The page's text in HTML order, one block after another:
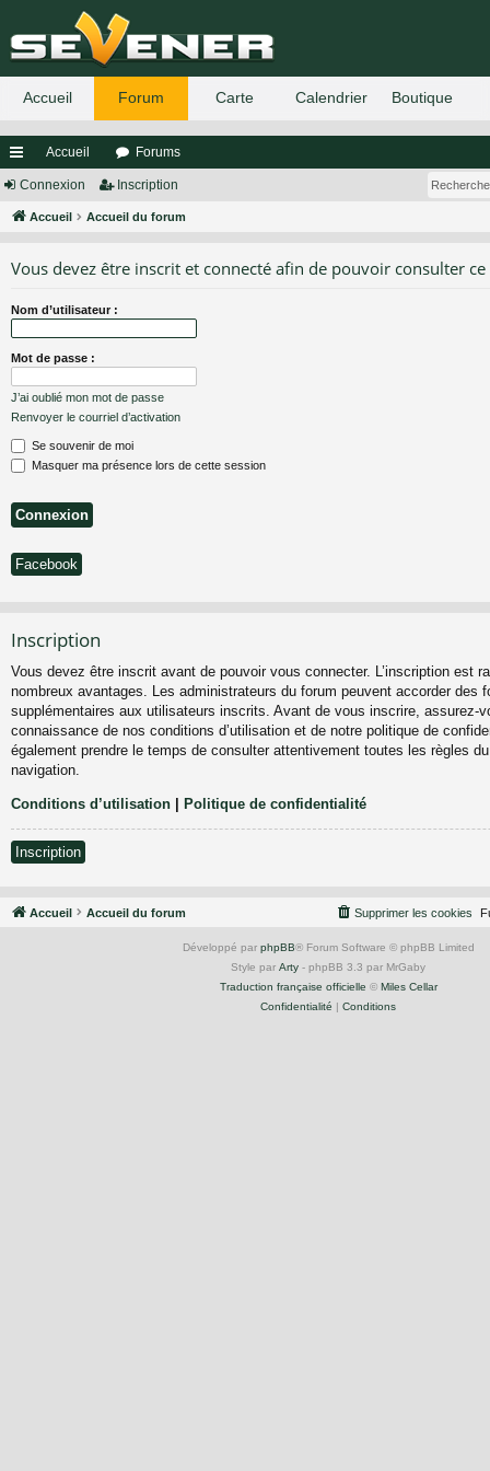
ac
co
s
Accueil Forums
Connexion Inscription
Accueil Accueil du forum
Vous devez être inscrit et connecté afin de pouvoir consulter
Nom d’utilisateur :
Mot de passe :
J’ai oublié mon mot de passe
Renvoyer le courriel d’activation
Se souvenir de moi
Masquer ma présence lors de cette session
Facebook
Inscription
Vous devez être inscrit avant de pouvoir vous connecter. L’inscription est
nombreux avantages. Les administrateurs du forum peuvent accorder des
supplémentaires aux utilisateurs inscrits. Avant de vous inscrire, assurez-
connaissance de nos conditions d’utilisation et de notre politique de
également prendre le temps de consulter attentivement toutes les règles
navigation.
Conditions d’utilisation | Politique de confidentialité
Inscription
Accueil Accueil du forum Supprimer les cookies
Développé par phpBB® Forum Software © phpBB Limited
Style par Arty - phpBB 3.3 par MrGaby
Traduction française officielle © Miles Cellar
Confidentialité | Conditions